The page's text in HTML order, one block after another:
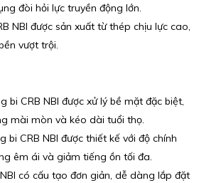
đòi hỏi lực truyền động lớn.
NBI được sản xuất từ thép chịu lực cao,
vượt trội.
bi CRB NBI được xử lý bề mặt đặc biệt,
mài mòn và kéo dài tuổi thọ.
bi CRB NBI được thiết kế với độ chính
êm ái và giảm tiếng ồn tối đa.
có cấu tạo đơn giản, dễ dàng lắp đặt